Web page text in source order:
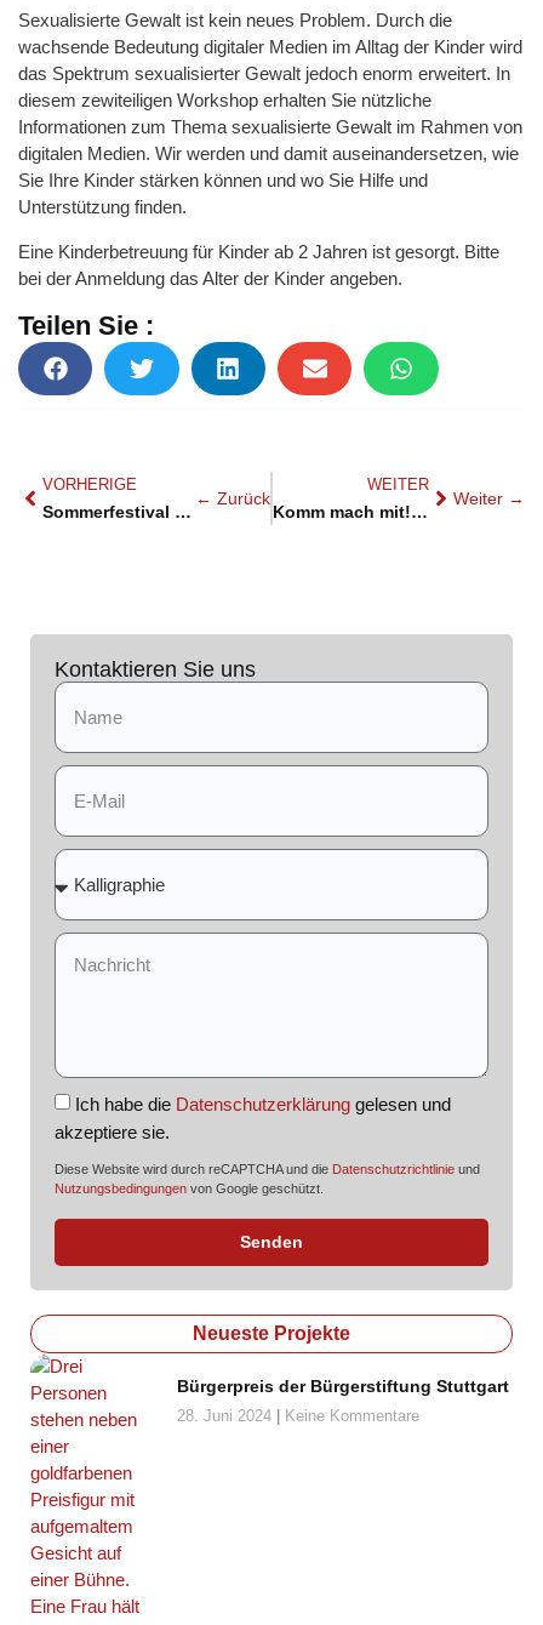
Sexualisierte Gewalt ist kein neues Problem. Durch die
wachsende Bedeutung digitaler Medien im Alltag der Kinder wird
das Spektrum sexualisierter Gewalt jedoch enorm erweitert. In
diesem zewiteiligen Workshop erhalten Sie nützliche
Informationen zum Thema sexualisierte Gewalt im Rahmen von
digitalen Medien. Wir werden und damit auseinandersetzen, wie
Sie Ihre Kinder stärken können und wo Sie Hilfe und
Unterstützung finden.
Eine Kinderbetreuung für Kinder ab 2 Jahren ist gesorgt. Bitte
bei der Anmeldung das Alter der Kinder angeben.
Teilen Sie :
VORHERIGE
Sommerfestival 2024: Ein erfolgreicher Auftritt von StuFem e.V.
WEITER
Komm mach mit! – Freizeitangebote für Mädchen
Kontaktieren Sie uns
Ich habe die Datenschutzerklärung gelesen und
akzeptiere sie.
Diese Website wird durch reCAPTCHA und die Datenschutzrichtlinie und
Nutzungsbedingungen von Google geschützt.
Senden
Neueste Projekte
Bürgerpreis der Bürgerstiftung Stuttgart
28. Juni 2024 Keine Kommentare